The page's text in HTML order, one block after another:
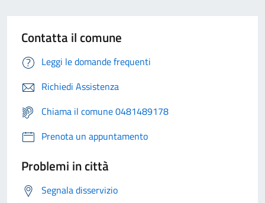
Contatta il comune
Leggi le domande frequenti
Richiedi Assistenza
Chiama il comune 0481489178
Prenota un appuntamento
Problemi in città
Segnala disservizio